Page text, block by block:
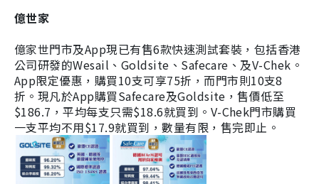
億世家
億家世門市及App現已有售6款快速測試套裝，包括香港
公司研發的Wesail、Goldsite、Safecare、及V-Chek。
App限定優惠，購買10支可享75折，而門市則10支8
折。現凡於App購買Safecare及Goldsite，售價低至
$186.7，平均每支只需$18.6就買到。V-Chek門市購買
一支平均不用$17.9就買到，數量有限，售完即止。